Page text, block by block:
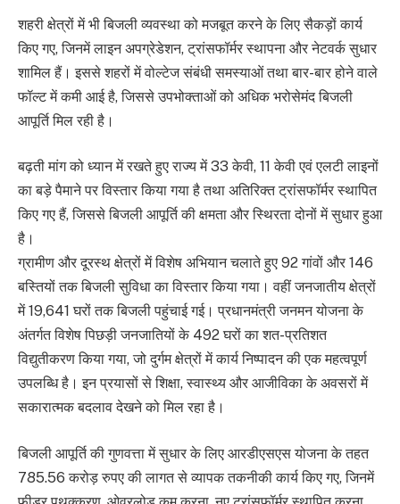
शहरी क्षेत्रों में भी बिजली व्यवस्था को मजबूत करने के लिए सैकड़ों कार्य
किए गए, जिनमें लाइन अपग्रेडेशन, ट्रांसफॉर्मर स्थापना और नेटवर्क सुधार
शामिल हैं। इससे शहरों में वोल्टेज संबंधी समस्याओं तथा बार-बार होने वाले
फॉल्ट में कमी आई है, जिससे उपभोक्ताओं को अधिक भरोसेमंद बिजली
आपूर्ति मिल रही है।
बढ़ती मांग को ध्यान में रखते हुए राज्य में 33 केवी, 11 केवी एवं एलटी लाइनों
का बड़े पैमाने पर विस्तार किया गया है तथा अतिरिक्त ट्रांसफॉर्मर स्थापित
किए गए हैं, जिससे बिजली आपूर्ति की क्षमता और स्थिरता दोनों में सुधार हुआ
है।
ग्रामीण और दूरस्थ क्षेत्रों में विशेष अभियान चलाते हुए 92 गांवों और 146
बस्तियों तक बिजली सुविधा का विस्तार किया गया। वहीं जनजातीय क्षेत्रों
में 19,641 घरों तक बिजली पहुंचाई गई। प्रधानमंत्री जनमन योजना के
अंतर्गत विशेष पिछड़ी जनजातियों के 492 घरों का शत-प्रतिशत
विद्युतीकरण किया गया, जो दुर्गम क्षेत्रों में कार्य निष्पादन की एक महत्वपूर्ण
उपलब्धि है। इन प्रयासों से शिक्षा, स्वास्थ्य और आजीविका के अवसरों में
सकारात्मक बदलाव देखने को मिल रहा है।
बिजली आपूर्ति की गुणवत्ता में सुधार के लिए आरडीएसएस योजना के तहत
785.56 करोड़ रुपए की लागत से व्यापक तकनीकी कार्य किए गए, जिनमें